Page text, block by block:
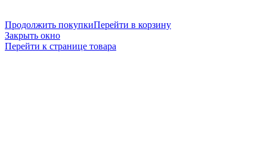
Продолжить покупкиПерейти в корзину
Закрыть окно
Перейти к странице товара